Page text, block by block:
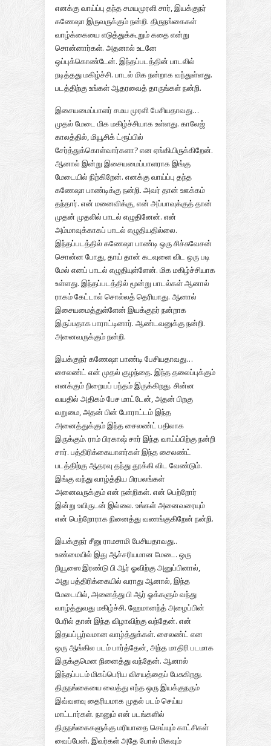
எனக்கு வாய்ப்பு தந்த சமயமுரளி சார், இயக்குநர்
கணேஷா இருவருக்கும் நன்றி. திருநங்கைகள்
வாழ்க்கையை எடுத்துக்கூறும் கதை என்று
சொன்னார்கள். அதனால் உடனே
ஒப்புக்கொண்டேன். இந்தப்படத்தின் பாடலில்
நடித்தது மகிழ்ச்சி. பாடல் மிக நன்றாக வந்துள்ளது.
படத்திற்கு உங்கள் ஆதரவைத் தாருங்கள் நன்றி.
இசையமைப்பாளர் சமய முரளி பேசியதாவது…
முதல் மேடை மிக மகிழ்ச்சியாக உள்ளது. காலேஜ்
காலத்தில், மியூசிக் ட்ரூப்பில்
சேர்த்துக்கொள்வார்களா? என ஏங்கியிருக்கிறேன்.
ஆனால் இன்று இசையமைப்பாளராக இங்கு
மேடையில் நிற்கிறேன். எனக்கு வாய்ப்பு தந்த
கணேஷா பாண்டிக்கு நன்றி. அவர் தான் ஊக்கம்
தந்தார். என் மனைவிக்கு, என் அப்பாவுக்குத் தான்
முதன் முதலில் பாடல் எழுதினேன். என்
அம்மாவுக்காகப் பாடல் எழுதியதில்லை.
இந்தப்படத்தில் கணேஷா பாண்டி ஒரு சிச்சுவேசன்
சொன்ன போது, தாய் தான் கடவுளை விட ஒரு படி
மேல் எனப் பாடல் எழுதியுள்ளேன். மிக மகிழ்ச்சியாக
உள்ளது. இந்தப்படத்தில் மூன்று பாடல்கள் ஆனால்
ராகம் கேட்டால் சொல்லத் தெரியாது. ஆனால்
இசையமைத்துள்ளேன் இயக்குநர் நன்றாக
இருப்பதாக பாராட்டினார். ஆண்டவனுக்கு நன்றி.
அனைவருக்கும் நன்றி.
இயக்குநர் கணேஷா பாண்டி பேசியதாவது…
சைலண்ட் என் முதல் குழந்தை. இந்த தலைப்புக்கும்
எனக்கும் நிறையப் பந்தம் இருக்கிறது. சின்ன
வயதில் அதிகம் பேச மாட்டேன், அதன் பிறகு
வறுமை, அதன் பின் போராட்டம் இந்த
அனைத்துக்கும் இந்த சைலண்ட் பதிலாக
இருக்கும். ராம் பிரகாஷ் சார் இந்த வாய்ப்பிற்கு நன்றி
சார். பத்திரிக்கையாளர்கள் இந்த சைலண்ட்
படத்திற்கு ஆதரவு தந்து தூக்கி விட வேண்டும்.
இங்கு வந்து வாழ்த்திய பிரபலங்கள்
அனைவருக்கும் என் நன்றிகள். என் பெற்றோர்
இன்று உயிருடன் இல்லை. உங்கள் அனைவரையும்
என் பெற்றோராக நினைத்து வணங்குகிறேன் நன்றி.
இயக்குநர் சீனு ராமசாமி பேசியதாவது..
உண்மையில் இது ஆச்சரியமான மேடை. ஒரு
நியூஸை இரண்டு பி ஆர் ஓவிற்கு அனுப்பினால்,
அது பத்திரிக்கையில் வராது ஆனால், இந்த
மேடையில், அனைத்து பி ஆர் ஓக்களும் வந்து
வாழ்த்துவது மகிழ்ச்சி. ஹேமானந்த் அழைப்பின்
பேரில் தான் இந்த விழாவிற்கு வந்தேன். என்
இதயப்பூர்வமான வாழ்த்துக்கள். சைலண்ட் என
ஒரு ஆங்கில படம் பார்த்தேன், அந்த மாதிரி படமாக
இருக்குமென நினைத்து வந்தேன். ஆனால்
இந்தப்படம் மிகப்பெரிய விசயத்தைப் பேசுகிறது.
திருநங்கையை வைத்து எந்த ஒரு இயக்குநரும்
இவ்வளவு தைரியமாக முதல் படம் செய்ய
மாட்டார்கள். நானும் என் படங்களில்
திருநங்கைகளுக்கு மரியாதை செய்யும் காட்சிகள்
வைப்பேன். இவர்கள் அதே போல் மிகவும்